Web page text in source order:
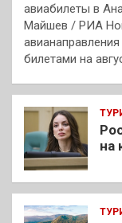
авиабилеты в
Майшев / РИА
билетами на
на